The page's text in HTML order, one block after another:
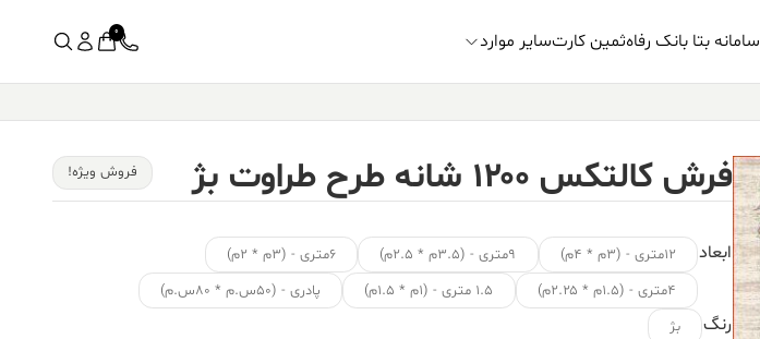
سامانه بتا بانک رفاهثمین کارتسایر موارد 0
فرش کالتکس ۱۲۰۰ شانه طرح طراوت بژ فروش ویژه!
ابعاد ۱۲متری - (۳م * ۴م) ۹متری - (۳.۵م * ۲.۵م)
۶متری - (۳م * ۲م)
۴متری - (۱.۵م * ۲.۲۵م)
۱.۵ متری - (۱م * ۱.۵م) پادری - (۵۰س.م * ۸۰س.م)
رنگ
بژ